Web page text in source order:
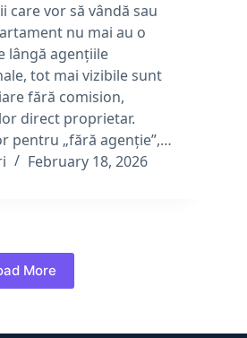
care vor să vândă sau
nu mai au o
lângă agențiile
tot mai vizibile sunt
fără comision,
direct proprietar.
pentru „fără agenție”,…
February 18, 2026
More